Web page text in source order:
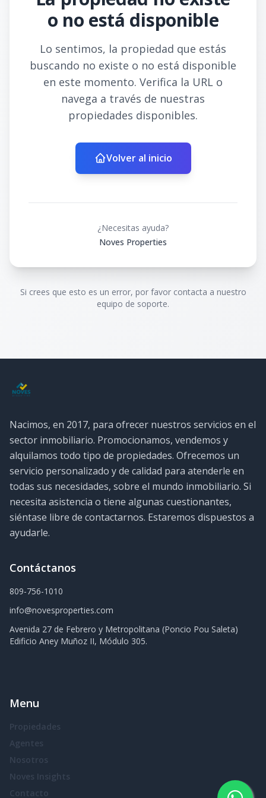
o no está disponible
Lo sentimos, la propiedad que estás
buscando no existe o no está disponible
en este momento. Verifica la URL o
navega a través de nuestras
propiedades disponibles.
Volver al inicio
¿Necesitas ayuda?
Noves Properties
Si crees que esto es un error, por favor contacta a nuestro
equipo de soporte.
Nacimos, en 2017, para ofrecer nuestros servicios en el
sector inmobiliario. Promocionamos, vendemos y
alquilamos todo tipo de propiedades. Ofrecemos un
servicio personalizado y de calidad para atenderle en
todas sus necesidades, sobre el mundo inmobiliario. Si
necesita asistencia o tiene algunas cuestionantes,
siéntase libre de contactarnos. Estaremos dispuestos a
ayudarle.
Contáctanos
809-756-1010
info@novesproperties.com
Avenida 27 de Febrero y Metropolitana (Poncio Pou Saleta)
Edificio Aney Muñoz II, Módulo 305.
Menu
Propiedades
Agentes
Nosotros
Noves Insights
Contacto